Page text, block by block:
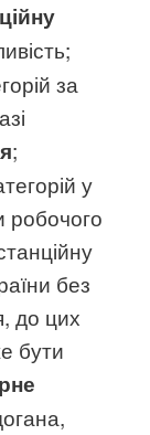
за
;
у
без
до цих
бути